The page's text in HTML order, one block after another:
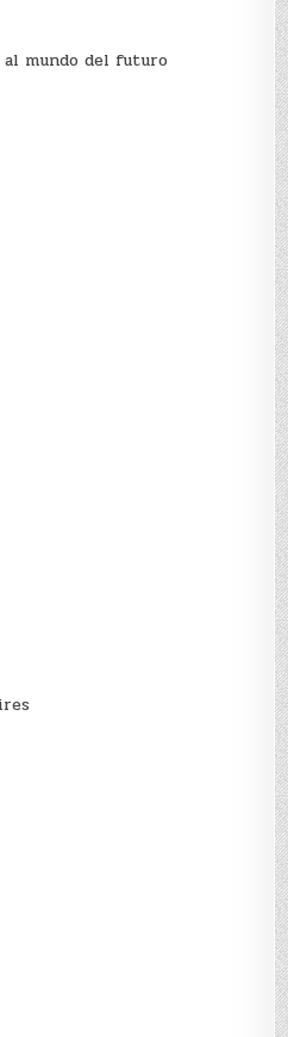
mundo del futuro